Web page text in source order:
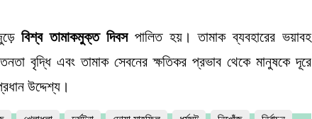
বিশ্ব তামাকমুক্ত দিবসপালিত হয়। তামাক ব্যবহারের ভয়াবহ
বৃদ্ধি এবং তামাক সেবনের ক্ষতিকর প্রভাব থেকে মানুষকে দূরে
উদ্দেশ্য।